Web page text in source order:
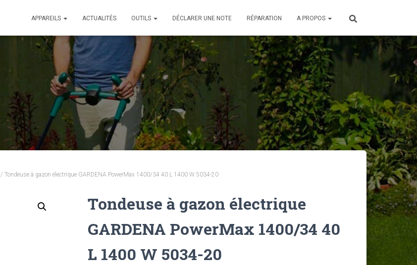
APPAREILS ACTUALITÉS OUTILS DÉCLARER UNE NOTE RÉPARATION A PROPOS
/ Tondeuse à gazon électrique GARDENA PowerMax 1400/34 40 L 1400 W 5034-20
Tondeuse à gazon électrique
GARDENA PowerMax 1400/34 40
L 1400 W 5034-20